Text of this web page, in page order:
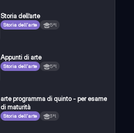
Storia dell’arte
Storia dell'arte 5ªl
Appunti di arte
Storia dell'arte 5ªl
arte programma di quinto - per esame
di maturità
Storia dell'arte 3ªl